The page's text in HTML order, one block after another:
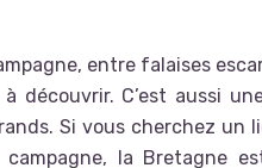
entre falaises
découvrir. C’est aussi
Si vous cherchez un
, la Bretagne